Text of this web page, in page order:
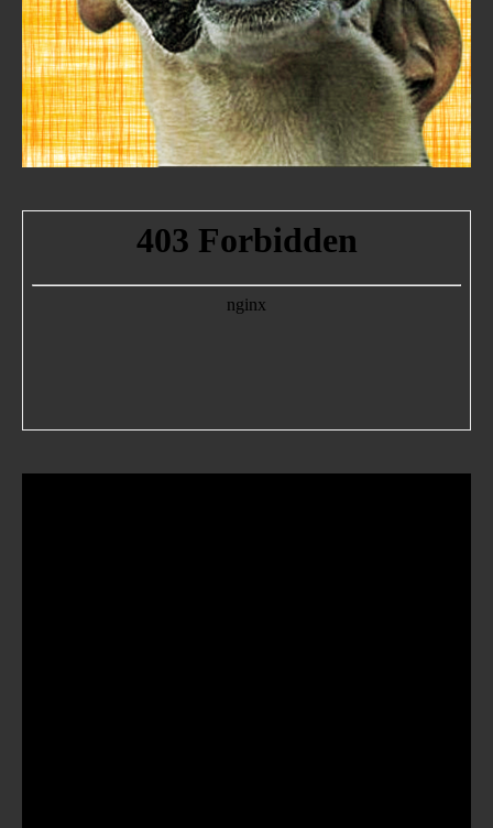
Política
Redes
Tecnología